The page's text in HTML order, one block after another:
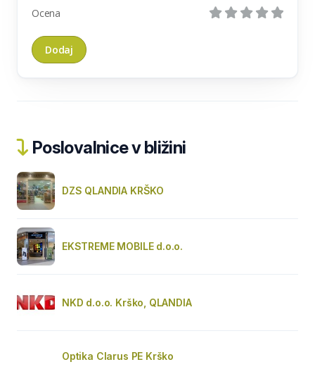
Ocena
Poslovalnice v bližini
DZS QLANDIA KRŠKO
EKSTREME MOBILE d.o.o.
NKD d.o.o. Krško, QLANDIA
Optika Clarus PE Krško